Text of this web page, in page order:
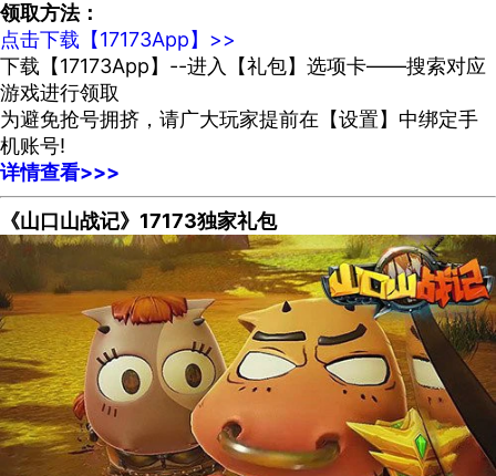
领取方法：
点击下载【17173App】>>
下载【17173App】--进入【礼包】选项卡——搜索对应
游戏进行领取
为避免抢号拥挤，请广大玩家提前在【设置】中绑定手
机账号!
详情查看>>>
《山口山战记》17173独家礼包